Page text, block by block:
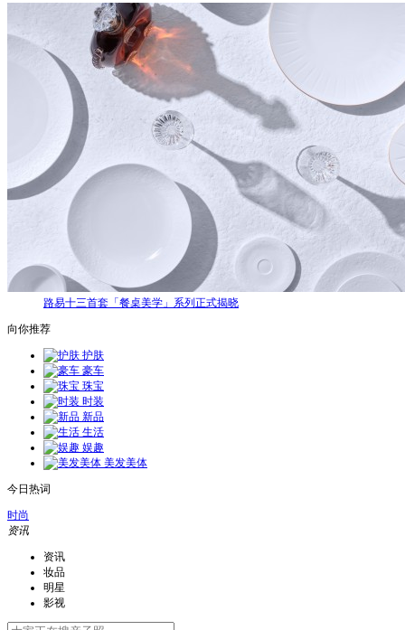
路易十三首套「餐桌美学」系列正式揭晓
向你推荐
护肤
豪车
珠宝
时装
新品
生活
娱趣
美发美体
今日热词
时尚
资讯
资讯
妆品
明星
影视